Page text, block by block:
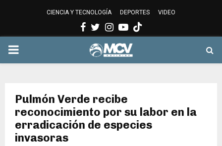
CIENCIA Y TECNOLOGÍA DEPORTES VIDEO
Facebook
Twitter
Instagram
Youtube
PRIMARY
Pulmón Verde recibe
reconocimiento por su labor en la
erradicación de especies
invasoras